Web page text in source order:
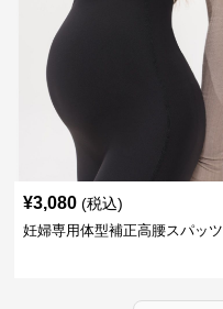
¥3,080 (税込)
妊婦専用体型補正高腰スパッツ